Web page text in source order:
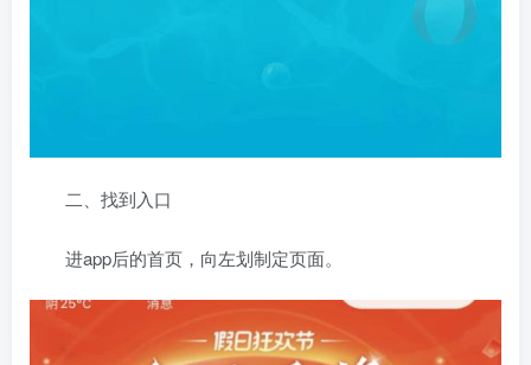
二、找到入口
进app后的首页，向左划制定页面。